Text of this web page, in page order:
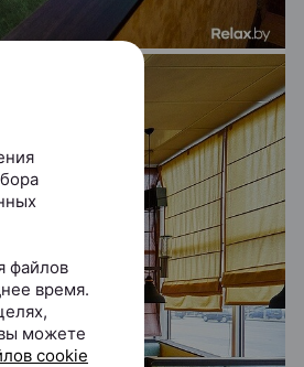
файлов
время.
можете
cookie